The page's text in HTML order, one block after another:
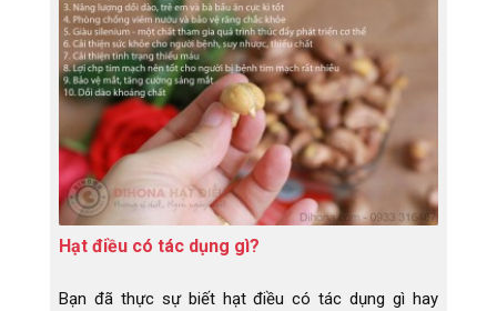
Hạt điều có tác dụng gì?
Bạn đã thực sự biết hạt điều có tác dụng gì hay